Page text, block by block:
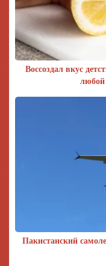
Воссоздал вкус
любой
Пакистанский